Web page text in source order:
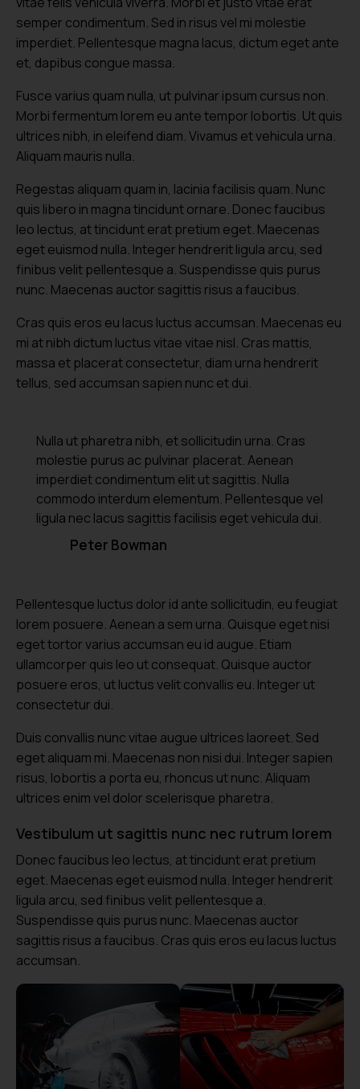
semper condimentum. Sed in risus vel mi molestie
imperdiet. Pellentesque magna lacus, dictum eget ante
et, dapibus congue massa.
Fusce varius quam nulla, ut pulvinar ipsum cursus non.
Morbi fermentum lorem eu ante tempor lobortis. Ut quis
ultrices nibh, in eleifend diam. Vivamus et vehicula urna.
Aliquam mauris nulla.
Regestas aliquam quam in, lacinia facilisis quam. Nunc
quis libero in magna tincidunt ornare. Donec faucibus
leo lectus, at tincidunt erat pretium eget. Maecenas
eget euismod nulla. Integer hendrerit ligula arcu, sed
finibus velit pellentesque a. Suspendisse quis purus
nunc. Maecenas auctor sagittis risus a faucibus.
Cras quis eros eu lacus luctus accumsan. Maecenas eu
mi at nibh dictum luctus vitae vitae nisl. Cras mattis,
massa et placerat consectetur, diam urna hendrerit
tellus, sed accumsan sapien nunc et dui.
Nulla ut pharetra nibh, et sollicitudin urna. Cras
molestie purus ac pulvinar placerat. Aenean
imperdiet condimentum elit ut sagittis. Nulla
commodo interdum elementum. Pellentesque vel
ligula nec lacus sagittis facilisis eget vehicula dui.
Peter Bowman
Pellentesque luctus dolor id ante sollicitudin, eu feugiat
lorem posuere. Aenean a sem urna. Quisque eget nisi
eget tortor varius accumsan eu id augue. Etiam
ullamcorper quis leo ut consequat. Quisque auctor
posuere eros, ut luctus velit convallis eu. Integer ut
consectetur dui.
Duis convallis nunc vitae augue ultrices laoreet. Sed
eget aliquam mi. Maecenas non nisi dui. Integer sapien
risus, lobortis a porta eu, rhoncus ut nunc. Aliquam
ultrices enim vel dolor scelerisque pharetra.
Vestibulum ut sagittis nunc nec rutrum lorem
Donec faucibus leo lectus, at tincidunt erat pretium
eget. Maecenas eget euismod nulla. Integer hendrerit
ligula arcu, sed finibus velit pellentesque a.
Suspendisse quis purus nunc. Maecenas auctor
sagittis risus a faucibus. Cras quis eros eu lacus luctus
accumsan.